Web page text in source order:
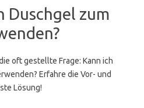
Duschgel zum
oft gestellte Frage: Kann ich
Erfahre die Vor- und
Lösung!